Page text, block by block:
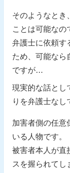
そのようなとき
ことは可能なの
弁護士に依頼す
ため、可能なら
ですが…
現実的な話とし
りを弁護士なし
加害者側の任意
いる人物です。
被害者本人が直
スを握られてし